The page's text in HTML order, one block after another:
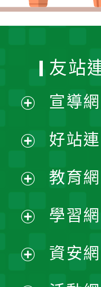
開
選
單
開
選
單
開
選
開
友站
宣導
好站
教育
學習
資安